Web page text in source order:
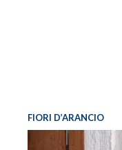
FIORI D’ARANCIO